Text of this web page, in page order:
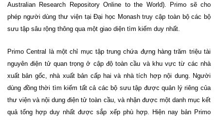
Australian Research Repository Online to the World). Primo sẽ cho
phép người dùngthư viện tại Đại học Monash truy cập toàn bộ các bộ
sưu tập sâu rộng thông qua một giao diện tìm kiếm duy nhất.
Primo Central là một chỉ mục tập trung chứa đựng hàng trăm triệu tài
nguyên điện tử quan trọng ở cập độ toàn cầu và khu vực từ các nhà
xuất bản gốc, nhà xuất bản cấp hai và nhà tích hợp nội dung. Người
dùng đồng thời tìm kiếm tất cả các bộ sưu tập được quản lý riêng của
thư viện và nội dung điện tử toàn cầu, và nhận được một danh mục kết
quả tổng hợp duy nhất được sắp xếp phù hợp. Hiện nay bản Primo